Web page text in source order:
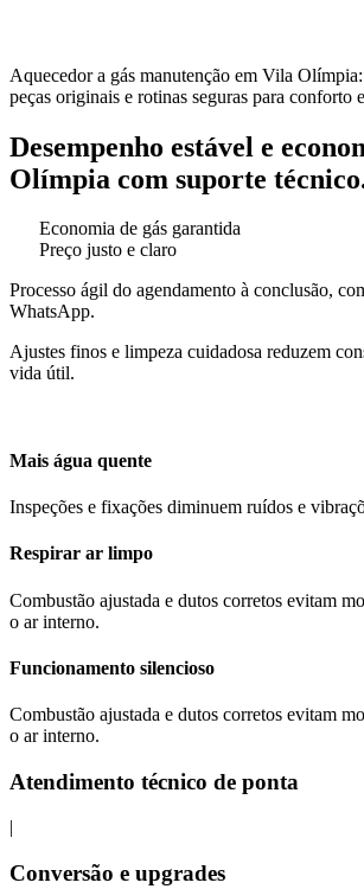
Aquecedor a gás manutenção em Vila
peças originais e rotinas seguras para conforto
Desempenho estável e
Olímpia com suporte
Economia de gás garantida
Preço justo e claro
Processo ágil do agendamento à conclusão,
WhatsApp.
Ajustes finos e limpeza cuidadosa reduzem
vida útil.
Mais água quente
Inspeções e fixações diminuem ruídos e
Respirar ar limpo
Combustão ajustada e dutos corretos evitam
o ar interno.
Funcionamento silencioso
Combustão ajustada e dutos corretos evitam
o ar interno.
Atendimento técnico de ponta
Conversão e upgrades